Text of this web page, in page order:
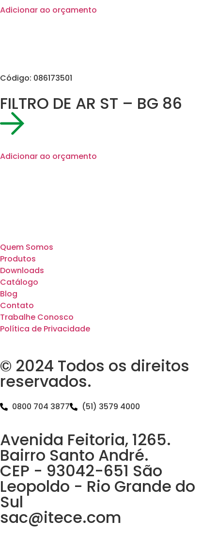
Adicionar ao orçamento
Código: 086173501
FILTRO DE AR ST – BG 86
Adicionar ao orçamento
Quem Somos
Produtos
Downloads
Catálogo
Blog
Contato
Trabalhe Conosco
Política de Privacidade
© 2024 Todos os direitos
reservados.
0800 704 3877 (51) 3579 4000
Avenida Feitoria, 1265.
Bairro Santo André.
CEP - 93042-651 São
Leopoldo - Rio Grande do
Sul
sac@itece.com